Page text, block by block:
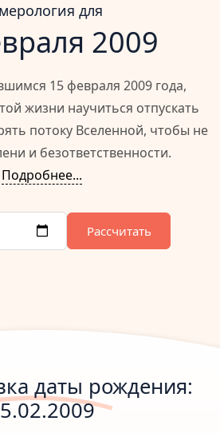
для
2009
15 февраля 2009 года,
жизни научиться отпускать
потоку Вселенной, чтобы не
и безответственности.
Подробнее...
Рассчитать
даты рождения: